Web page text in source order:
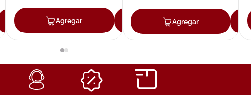
AgregarAgregar AgregarAgregar